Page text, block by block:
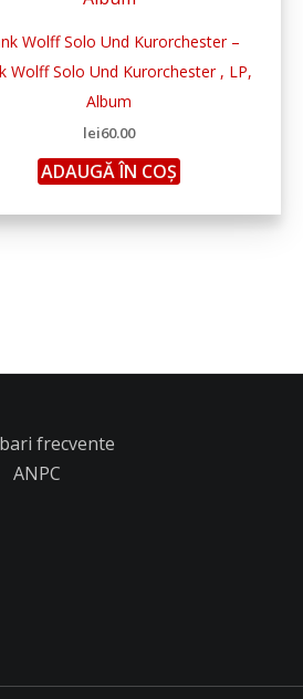
Wolff Solo Und Kurorchester –
Wolff Solo Und Kurorchester , LP,
Album
lei60.00
ADAUGĂ ÎN COȘ
frecvente
ANPC